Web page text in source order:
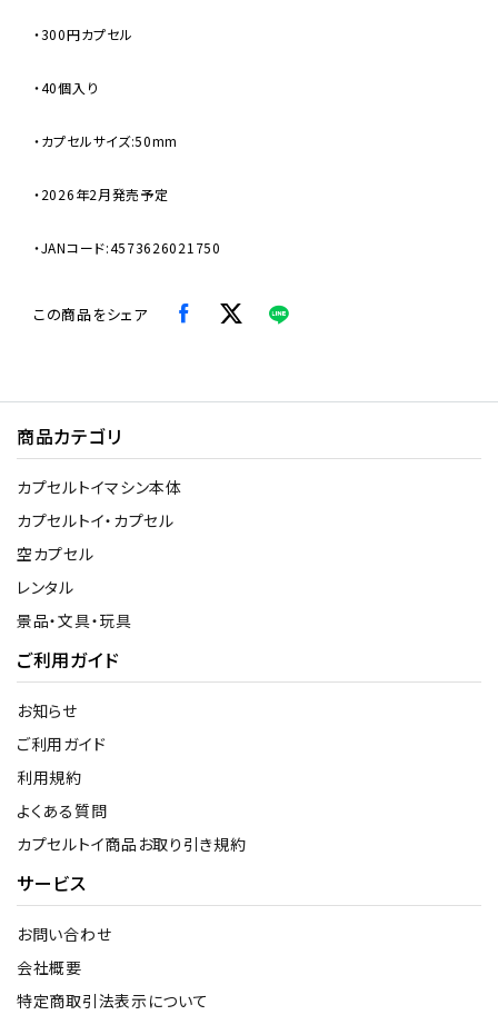
・300円カプセル
・40個入り
・カプセルサイズ:50mm
・2026年2月発売予定
・JANコード:4573626021750
この商品をシェア
商品カテゴリ
カプセルトイマシン本体
カプセルトイ・カプセル
空カプセル
レンタル
景品・文具・玩具
ご利用ガイド
お知らせ
ご利用ガイド
利用規約
よくある質問
カプセルトイ商品お取り引き規約
サービス
お問い合わせ
会社概要
特定商取引法表示について